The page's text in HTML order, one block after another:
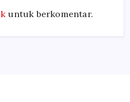
untuk berkomentar.